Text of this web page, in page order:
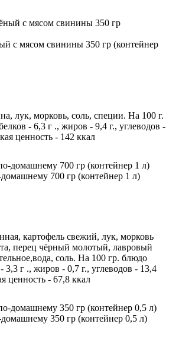
с мясом свинины 350 гр (контейнер
лук, морковь, соль, специи. На 100 г.
- 6,3 г ., жиров - 9,4 г., углеводов -
ценность - 142 ккал
700 гр (контейнер 1 л)
картофель свежий, лук, морковь
перец чёрный молотый, лавровый
соль. На 100 гр. блюдо
3,3 г ., жиров - 0,7 г., углеводов - 13,4
ценность - 67,8 ккал
350 гр (контейнер 0,5 л)